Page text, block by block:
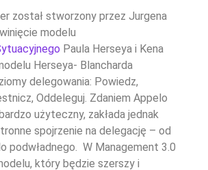
został stworzony przez Jurgena
modelu
Paula Herseya i Kena
Herseya- Blancharda
delegowania: Powiedz,
Oddeleguj. Zdaniem Appelo
użyteczny, zakłada jednak
spojrzenie na delegację – od
podwładnego. W Management 3.0
który będzie szerszy i